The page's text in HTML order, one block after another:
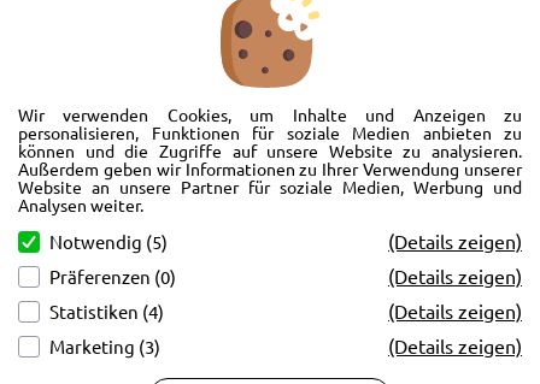
Wir verwenden Cookies, um Inhalte und Anzeigen zu
personalisieren, Funktionen für soziale Medien anbieten zu
können und die Zugriffe auf unsere Website zu analysieren.
Außerdem geben wir Informationen zu Ihrer Verwendung unserer
Website an unsere Partner für soziale Medien, Werbung und
Analysen weiter.
Notwendig (5) (Details zeigen)
Präferenzen (0) (Details zeigen)
Statistiken (4) (Details zeigen)
Marketing (3) (Details zeigen)
Wir freuen uns, Sie im AutoShop Wimmer in Passau zu begrüßen. Wir
bieten Ihnen Kompletträder und Reifen für die Automarken Ford, Land
Rover, Range Rover, Volvo, Peugeot, Jaguar und Citroen. Hier in Passau
schlägt unser Herz rund um’s Auto. Wir bieten Ihnen Beratung,
Werkstatt, Service und natürlich Verkauf. Wollen Sie erstmal in Ruhe
von der Couch aus unsere Räder und Merchandise Artikel durchstöbern
und Ihre neuen Räder betrachten? Oder doch lieber eine Volvo Jacke
kaufen? Von Ford bis Volvo, wir bieten Ihnen tolle Fotos mit allen Infos
und schnellen Kontakt zum AutoShop Wimmer. Schreiben Sie eine Mail,